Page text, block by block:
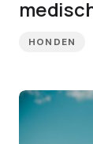
HONDEN